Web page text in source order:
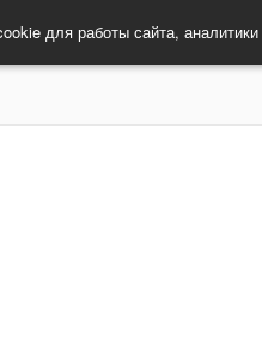
для работы сайта,